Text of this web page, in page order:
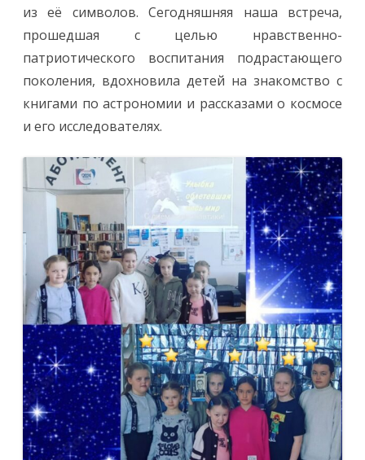
из её символов. Сегодняшняя наша встреча,
прошедшая с целью нравственно-
патриотического воспитания подрастающего
поколения, вдохновила детей на знакомство с
книгами по астрономии и рассказами о космосе
и его исследователях.